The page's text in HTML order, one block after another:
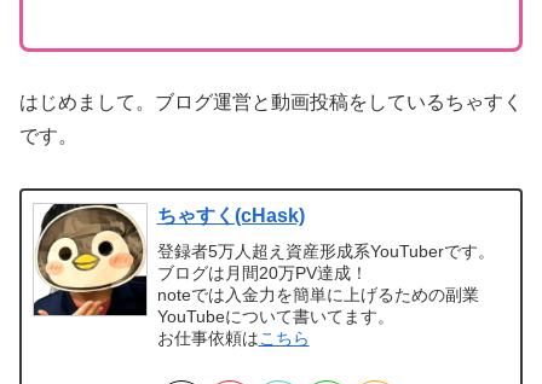
はじめまして。ブログ運営と動画投稿をしているちゃすく
です。
ちゃすく(cHask)
登録者5万人超え資産形成系YouTuberです。
ブログは月間20万PV達成！
noteでは入金力を簡単に上げるための副業
YouTubeについて書いてます。
お仕事依頼はこちら